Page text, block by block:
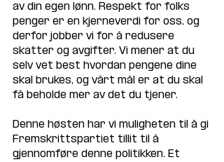
av din egen lønn. Respekt for folks
penger er en kjerneverdi for oss, og
derfor jobber vi for å redusere
skatter og avgifter. Vi mener at du
selv vet best hvordan pengene dine
skal brukes, og vårt mål er at du skal
få beholde mer av det du tjener.
Denne høsten har vi muligheten til å gi
Fremskrittspartiet tillit til å
gjennomføre denne politikken. Et